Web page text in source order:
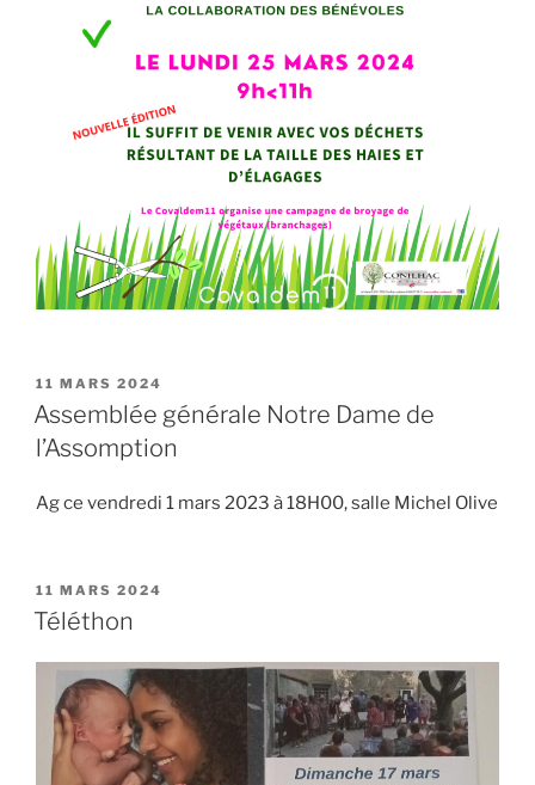
PUBLIÉ
LE
11 MARS 2024
Assemblée générale Notre Dame de
l’Assomption
Ag ce vendredi 1 mars 2023 à 18H00, salle Michel Olive
PUBLIÉ
LE
11 MARS 2024
Téléthon